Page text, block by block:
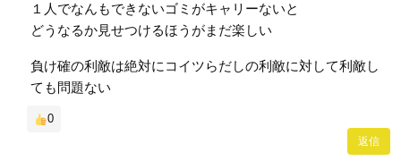
１人でなんもできないゴミがキャリーないと
どうなるか見せつけるほうがまだ楽しい
負け確の利敵は絶対にコイツらだしの利敵に対して利敵し
ても問題ない
0
返信